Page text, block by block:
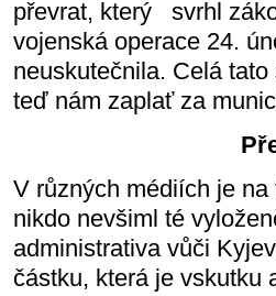
převrat, který svrhl
vojenská operace 24.
neuskutečnila. Celá
teď nám zaplať za
V různých médiích je
nikdo nevšiml té
administrativa vůči
částku, která je vskutku